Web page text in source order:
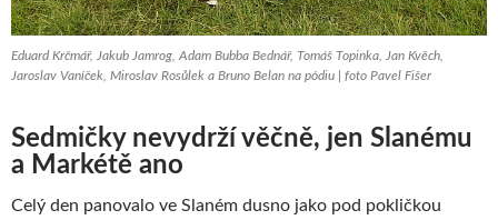
Eduard Krčmář, Jakub Jamrog, Adam Bubba Bednář, Tomáš Topinka, Jan Kvěch,
Jaroslav Vaníček, Miroslav Rosůlek a Bruno Belan na pódiu | foto Pavel Fišer
Sedmičky nevydrží věčně, jen Slanému
a Markétě ano
Celý den panovalo ve Slaném dusno jako pod pokličkou